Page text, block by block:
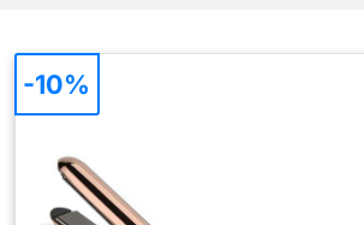
-10%